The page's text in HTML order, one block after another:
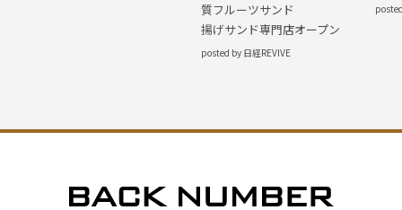
質フルーツサンド
揚げサンド専門店オープン
posted by 日経REVIVE